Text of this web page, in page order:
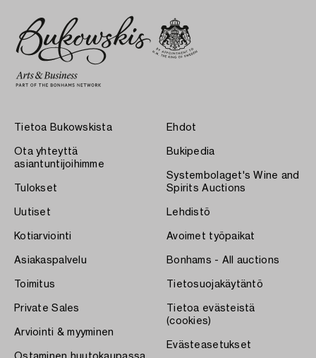
Tietoa Bukowskista
Ota yhteyttä
asiantuntijoihimme
Tulokset
Uutiset
Kotiarviointi
Asiakaspalvelu
Toimitus
Private Sales
Arviointi & myyminen
Ehdot
Bukipedia
Systembolaget's Wine and
Spirits Auctions
Lehdistö
Avoimet työpaikat
Bonhams - All auctions
Tietosuojakäytäntö
Tietoa evästeistä
(cookies)
Evästeasetukset